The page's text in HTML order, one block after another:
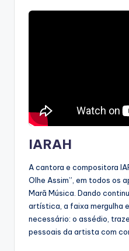
IARAH
A cantora e compositora
Olhe Assim”, em todos os
Marã Música. Dando
artística, a faixa mergulha
necessário: o assédio,
pessoais da artista com